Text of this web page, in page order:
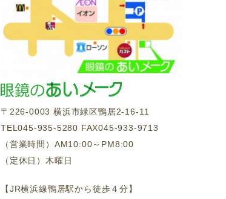
〒226-0003 横浜市緑区鴨居2-16-11
TEL045-935-5280 FAX045-933-9713
（営業時間）AM10:00～PM8:00
（定休日）木曜日
【JR横浜線鴨居駅から徒歩４分】